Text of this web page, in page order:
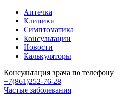
Аптечка
Клиники
Симптоматика
Консультации
Новости
Калькуляторы
Консультация врача по телефону
+7(861)252-76-28
Частые заболевания